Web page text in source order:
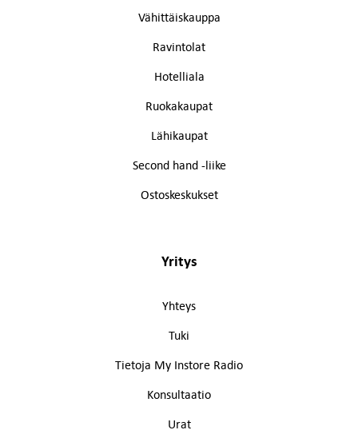
Vähittäiskauppa
Ravintolat
Hotelliala
Ruokakaupat
Lähikaupat
Second hand -liike
Ostoskeskukset
Yritys
Yhteys
Tuki
Tietoja My Instore Radio
Konsultaatio
Urat